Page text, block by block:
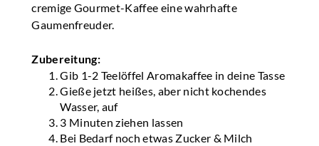
cremige Gourmet-Kaffee eine wahrhafte
Gaumenfreuder.
Zubereitung:
Gib 1-2 Teelöffel Aromakaffee in deine Tasse
Gieße jetzt heißes, aber nicht kochendes
Wasser, auf
3 Minuten ziehen lassen
Bei Bedarf noch etwas Zucker & Milch